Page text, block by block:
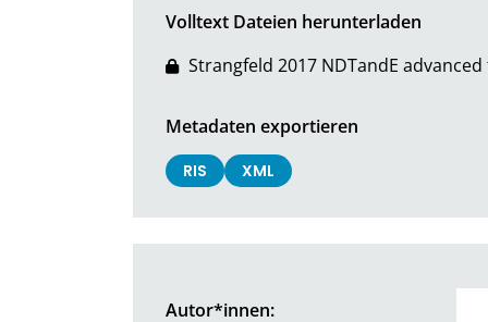
Volltext Dateien herunterladen
Strangfeld 2017 NDTandE
Metadaten exportieren
RIS XML
Autor*innen: